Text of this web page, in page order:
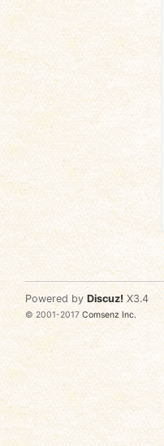
Powered by Discuz! X3.4
© 2001-2017Comsenz Inc.